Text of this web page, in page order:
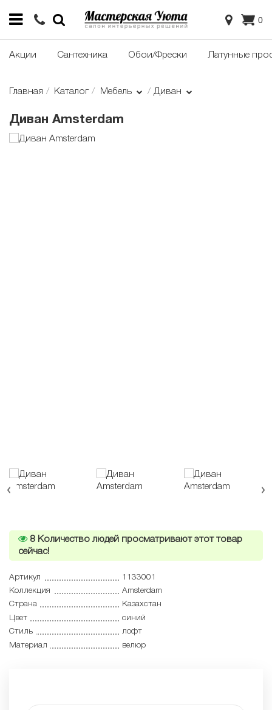
0
Акции Сантехника Обои/Фрески Латунные
Главная Каталог Мебель Диван
Диван Amsterdam
8 Количество людей просматривают этот товар
сейчас!
Артикул
1133001
Коллекция
Amsterdam
Страна
Казахстан
Цвет
синий
Стиль
лофт
Материал
велюр